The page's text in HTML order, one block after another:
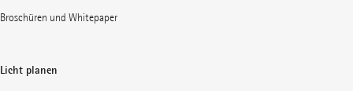
Broschüren und Whitepaper
Licht planen